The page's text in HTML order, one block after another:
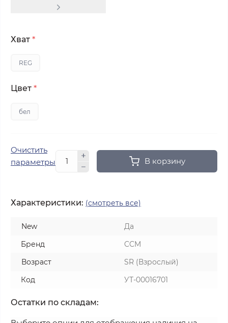
Хват *
REG
Цвет *
бел
Очистить
параметры
В корзину
Характеристики: (смотреть все)
New
Да
Бренд
CCM
Возраст
SR (Взрослый)
Код
УТ-00016701
Остатки по складам: